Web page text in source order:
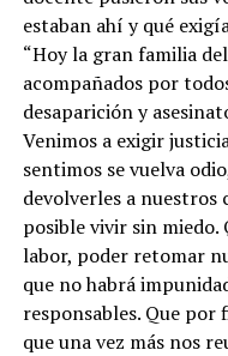
estaban ahí y qué
“Hoy la gran familia
acompañados por
desaparición y
Venimos a exigir
sentimos se vuelva
devolverles a nuestros
posible vivir sin miedo.
labor, poder retomar
que no habrá
responsables. Que por
que una vez más nos